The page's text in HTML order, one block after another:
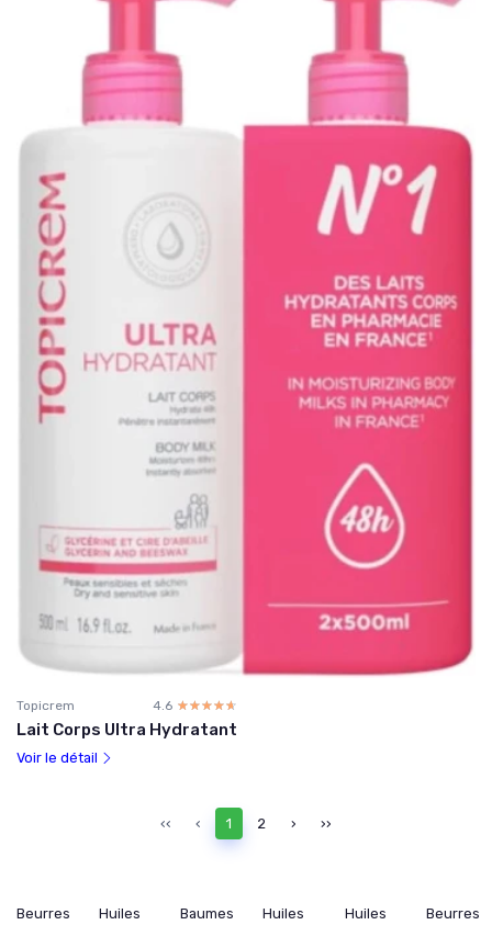
Topicrem 4.6 ☆☆☆☆☆
★★★★★
Lait Corps Ultra Hydratant
Voir le détail
‹‹ ‹ 1 2 › ››
Beurres
Huiles
Baumes
Huiles
Huiles
Beurres